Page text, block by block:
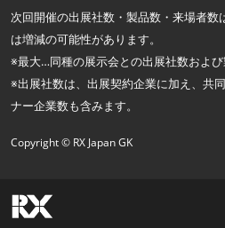
次回開催の出展社数・製品数・来場者
は増減の可能性があります。
※最大…同種の展示会との出展社数および
※出展社数は、出展契約企業に加え、共
ナー企業数も含みます。
Copyright © RX Japan GK